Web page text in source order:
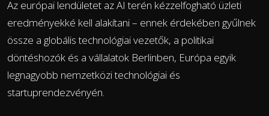
Az európai lendületet az AI terén kézzelfogható üzleti
eredményekké kell alakítani – ennek érdekében gyűlnek
össze a globális technológiai vezetők, a politikai
döntéshozók és a vállalatok Berlinben, Európa egyik
legnagyobb nemzetközi technológiai és
startuprendezvényén.